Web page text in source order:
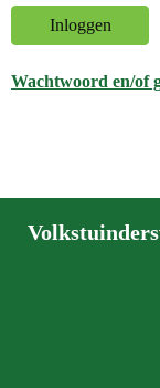
Inloggen
Wachtwoord en/of